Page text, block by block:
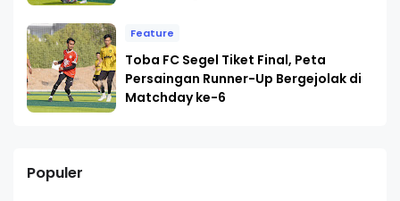
Feature
Toba FC Segel Tiket Final, Peta
Persaingan Runner-Up Bergejolak di
Matchday ke-6
Populer